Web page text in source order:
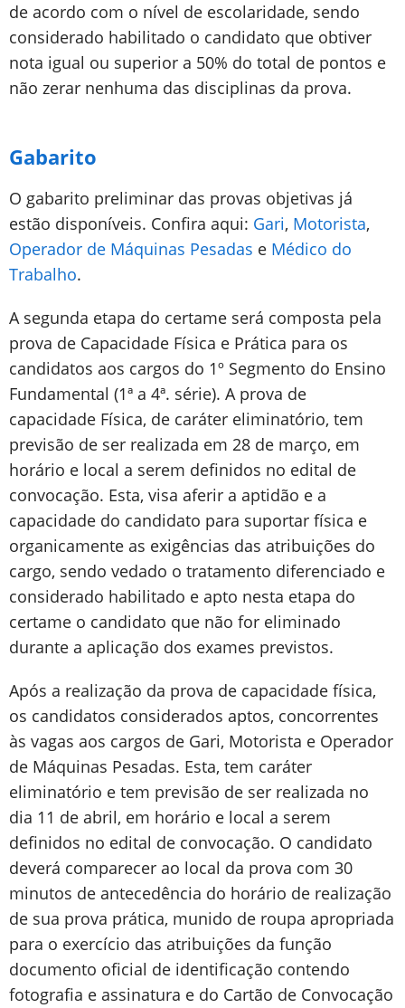
de acordo com o nível de escolaridade, sendo
considerado habilitado o candidato que obtiver
nota igual ou superior a 50% do total de pontos e
não zerar nenhuma das disciplinas da prova.
Gabarito
O gabarito preliminar das provas objetivas já
estão disponíveis. Confira aqui: Gari, Motorista,
Operador de Máquinas Pesadas e Médico do
Trabalho.
A segunda etapa do certame será composta pela
prova de Capacidade Física e Prática para os
candidatos aos cargos do 1º Segmento do Ensino
Fundamental (1ª a 4ª. série). A prova de
capacidade Física, de caráter eliminatório, tem
previsão de ser realizada em 28 de março, em
horário e local a serem definidos no edital de
convocação. Esta, visa aferir a aptidão e a
capacidade do candidato para suportar física e
organicamente as exigências das atribuições do
cargo, sendo vedado o tratamento diferenciado e
considerado habilitado e apto nesta etapa do
certame o candidato que não for eliminado
durante a aplicação dos exames previstos.
Após a realização da prova de capacidade física,
os candidatos considerados aptos, concorrentes
às vagas aos cargos de Gari, Motorista e Operador
de Máquinas Pesadas. Esta, tem caráter
eliminatório e tem previsão de ser realizada no
dia 11 de abril, em horário e local a serem
definidos no edital de convocação. O candidato
deverá comparecer ao local da prova com 30
minutos de antecedência do horário de realização
de sua prova prática, munido de roupa apropriada
para o exercício das atribuições da função
documento oficial de identificação contendo
fotografia e assinatura e do Cartão de Convocação